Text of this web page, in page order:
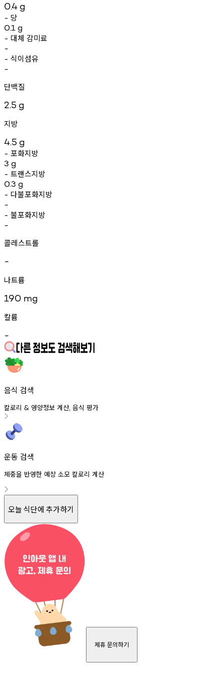
0.4 g
- 당
0.1 g
- 대체 감미료
-
- 식이섬유
-
단백질
2.5 g
지방
4.5 g
- 포화지방
3 g
- 트랜스지방
0.3 g
- 다불포화지방
-
- 불포화지방
-
콜레스트롤
-
나트륨
190 mg
칼륨
-
음식 검색
칼로리 & 영양정보 계산, 음식 평가
운동 검색
체중을 반영한 예상 소모 칼로리 계산
오늘 식단에 추가하기
제휴 문의하기